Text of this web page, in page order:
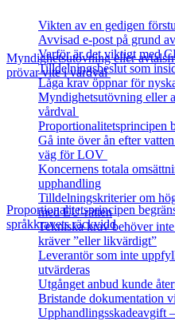
Myndighetsutövning eller
prövar vite i vårdval
Proportionalitetsprincipen
språkkravets räckvidd
Vikten av en gedigen
Avvisad e-post på grund
Varför är det viktigt med
Tilldelningsbeslut som
Låga krav öppnar för
Myndighetsutövning eller
vårdval
Proportionalitetsprincipen
Gå inte över ån efter
väg för LOV
Koncernens totala
upphandling
Tilldelningskriterier om
med EU‑rätten
Tekniska krav behöver
kräver ”eller likvärdigt”
Leverantör som inte
utvärderas
Utgånget anbud kunde
Bristande dokumentation
Upphandlingsskadeavgift